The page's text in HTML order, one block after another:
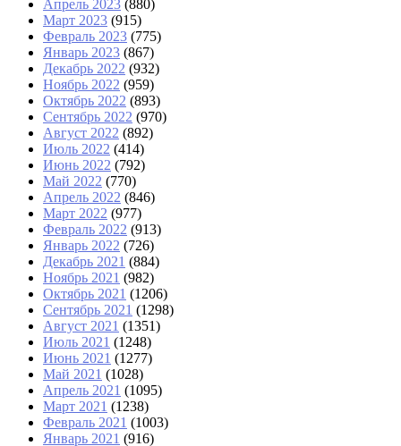
Апрель 2023 (880)
Март 2023 (915)
Февраль 2023 (775)
Январь 2023 (867)
Декабрь 2022 (932)
Ноябрь 2022 (959)
Октябрь 2022 (893)
Сентябрь 2022 (970)
Август 2022 (892)
Июль 2022 (414)
Июнь 2022 (792)
Май 2022 (770)
Апрель 2022 (846)
Март 2022 (977)
Февраль 2022 (913)
Январь 2022 (726)
Декабрь 2021 (884)
Ноябрь 2021 (982)
Октябрь 2021 (1206)
Сентябрь 2021 (1298)
Август 2021 (1351)
Июль 2021 (1248)
Июнь 2021 (1277)
Май 2021 (1028)
Апрель 2021 (1095)
Март 2021 (1238)
Февраль 2021 (1003)
Январь 2021 (916)